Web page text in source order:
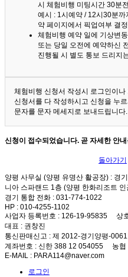
시 체험비행 미팅시간 30분
예시 : 1시예약 / 12시30분까
약 페이지에서 픽업여부 결
체험비행 예약 일에 기상변
또는 당일 오전에 예약하신
진행될 시 별도 통보 드리지
체험비행 신청서 작성시 로그인이
신청서를 다 작성하시고 신청을 누
문자를 문자 메세지로 보내드립니다
신청이 접수되었습니다. 곧 자세한 안
돌아가기
양평 사무실 (양평 유명산 활공장) : 경
니아 스파랜드 1층 (양평 한화리조트 인
경기 통합 전화 : 031-774-1022
HP : 010-4255-1102
사업자 등록번호 : 126-19-95835 상
대표 : 권창진
통신판매신고 : 제 2012-경기양평-
계좌번호 : 신한 388 12 054055 농협
E-MAIL : PARA114@naver.com
로그인